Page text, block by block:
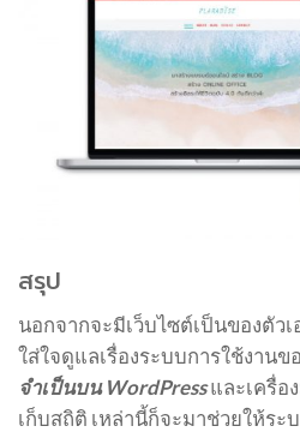
สรุป
นอกจากจะมีเว็บไซต์เป็นของตัวเ
ใส่ใจดูแลเรื่องระบบการใช้งานข
จำเป็นบน WordPressและเครื่อ
เก็บสถิติ เหล่านี้ก็จะมาช่วยให้ร